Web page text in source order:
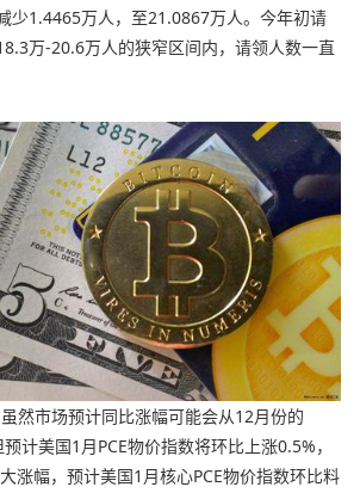
少1.4465万人，至21.0867万人。今年初请
万-20.6万人的狭窄区间内，请领人数一直
然市场预计同比涨幅可能会从12月份的
计美国1月PCE物价指数将环比上涨0.5%，
涨幅，预计美国1月核心PCE物价指数环比料